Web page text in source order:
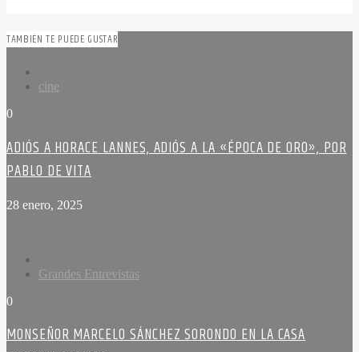
TAMBIÉN TE PUEDE GUSTAR
cine
0
ADIÓS A HORACE LANNES, ADIÓS A LA «ÉPOCA DE ORO», POR
PABLO DE VITA
28 enero, 2025
Grandes Entrevistas
0
MONSEÑOR MARCELO SÁNCHEZ SORONDO EN LA CASA